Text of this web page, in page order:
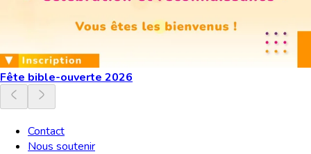
Fête bible-ouverte 2026
Contact
Nous soutenir